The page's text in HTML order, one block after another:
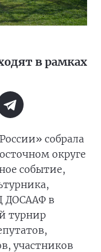
в рамках
собрала
округе
событие,
ДОСААФ в
турнир
участников